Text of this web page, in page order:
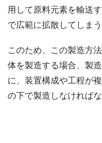
用して原料元素を輸送
で広範に拡散してしまう
このため、この製造方
体を製造する場合、製
に、装置構成や工程が
の下で製造しなければな